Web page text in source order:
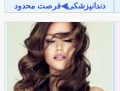
دندانپزشکی◀فرصت محدود